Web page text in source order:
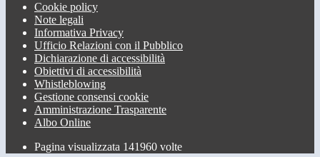
Cookie policy
Note legali
Informativa Privacy
Ufficio Relazioni con il Pubblico
Dichiarazione di accessibilità
Obiettivi di accessibilità
Whistleblowing
Gestione consensi cookie
Amministrazione Trasparente
Albo Online
Pagina visualizzata 141960 volte